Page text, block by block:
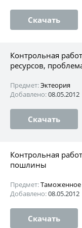
Скачать
Контрольная
ресурсов,
Предмет:Эктеория
Добавлено:08.05.2012
Скачать
Контрольная
пошлины
Предмет:Таможенное
Добавлено:08.05.2012
Скачать